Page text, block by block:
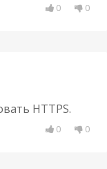
0 0
HTTPS.
0 0